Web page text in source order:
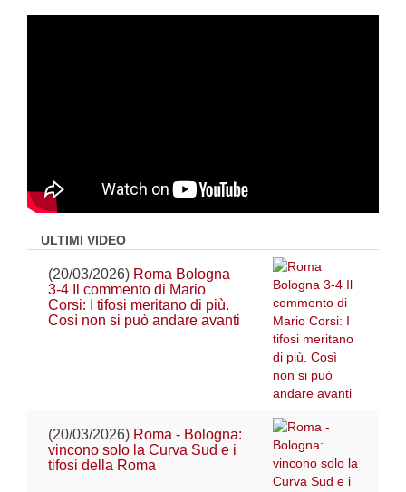
ULTIMI VIDEO
(20/03/2026) Roma Bologna
3-4 Il commento di Mario
Corsi: I tifosi meritano di più.
Così non si può andare avanti
(20/03/2026) Roma - Bologna:
vincono solo la Curva Sud e i
tifosi della Roma